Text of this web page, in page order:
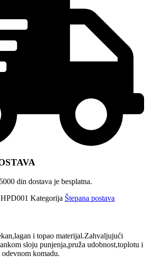
din dostava je besplatna.
Kategorija Štepana postava
i topao materijal.Zahvaljujući
sloju punjenja,pruža udobnost,toplotu i
komadu.